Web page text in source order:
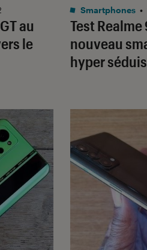
au
le
Test Realme
nouveau
hyper
Smartphones •